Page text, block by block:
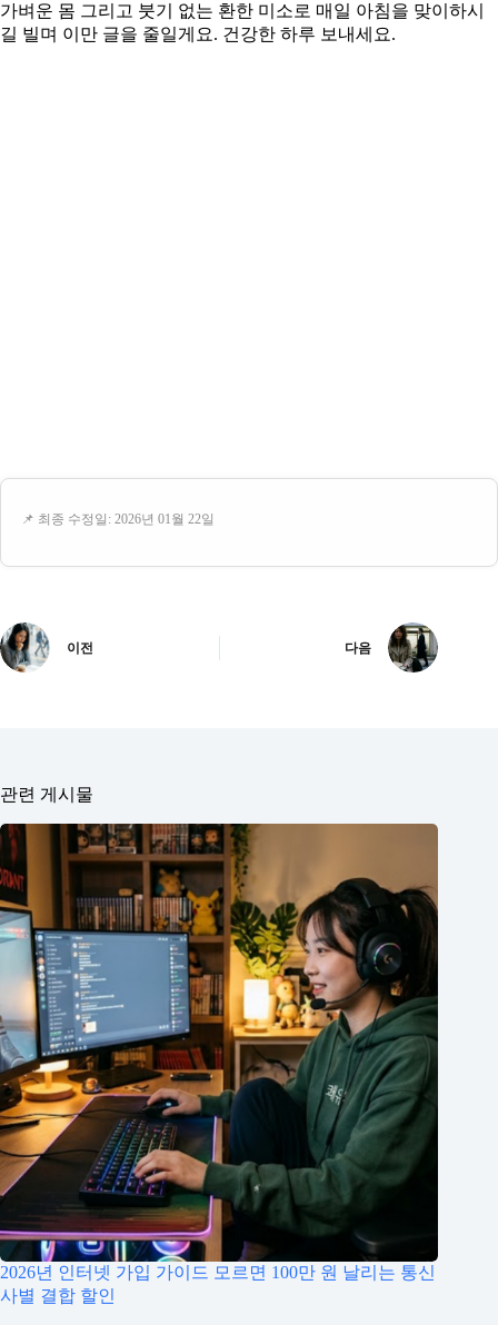
가벼운 몸 그리고 붓기 없는 환한 미소로 매일 아침을 맞이하시
길 빌며 이만 글을 줄일게요. 건강한 하루 보내세요.
📌 최종 수정일: 2026년 01월 22일
이전 다음
관련 게시물
2026년 인터넷 가입 가이드 모르면 100만 원 날리는 통신
사별 결합 할인